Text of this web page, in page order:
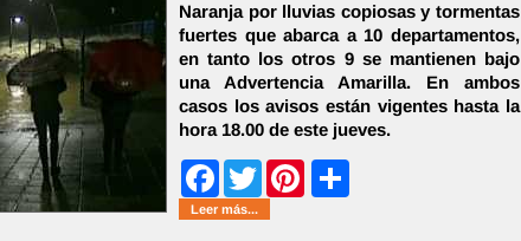
Naranja por lluvias copiosas y tormentas
fuertes que abarca a 10 departamentos,
en tanto los otros 9 se mantienen bajo
una Advertencia Amarilla. En ambos
casos los avisos están vigentes hasta la
hora 18.00 de este jueves.
FacebookTwitter Pinterest
Leer más...